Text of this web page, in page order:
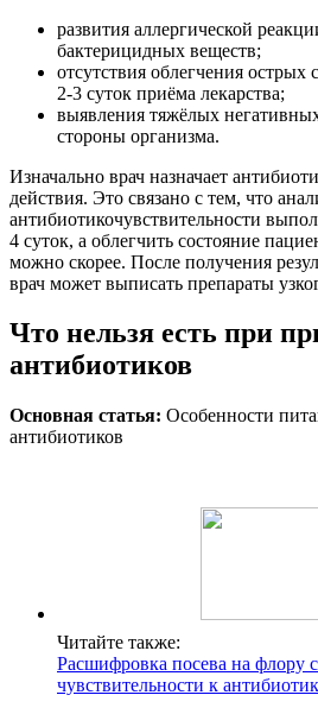
развития аллергической
бактерицидных веществ;
отсутствия облегчения
2-3 суток приёма лекарства;
выявления тяжёлых
стороны организма.
Изначально врач назначает
действия. Это связано с тем, что
антибиотикочувствительности
4 суток, а облегчить состояние
можно скорее. После получения
врач может выписать препараты
Что нельзя есть при
антибиотиков
Основная статья: Особенности
антибиотиков
Читайте также:
Расшифровка посева на флору
чувствительности к